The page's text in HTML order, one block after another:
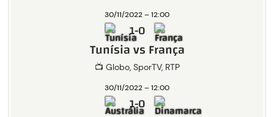
30/11/2022 – 12:00
📺 Globo, SporTV, RTP
1-0
Tunísia vs França
30/11/2022 – 12:00
1-0